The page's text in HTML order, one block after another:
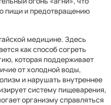
пищи и предотвращению
медицине. Здесь
как способ согреть
которая поддерживает
от холодной воды,
и нарушать внутреннее
систему пищеварения,
организму справляться